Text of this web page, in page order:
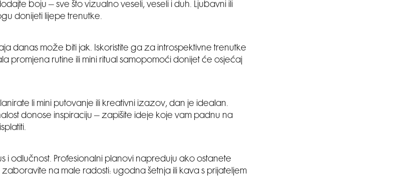
boju – sve što vizualno veseli, veseli i duh. Ljubavni ili
donijeti lijepe trenutke.
danas može biti jak. Iskoristite ga za introspektivne trenutke
promjena rutine ili mini ritual samopomoći donijet će osjećaj
li mini putovanje ili kreativni izazov, dan je idealan.
donose inspiraciju – zapišite ideje koje vam padnu na
i odlučnost. Profesionalni planovi napreduju ako ostanete
na male radosti: ugodna šetnja ili kava s prijateljem